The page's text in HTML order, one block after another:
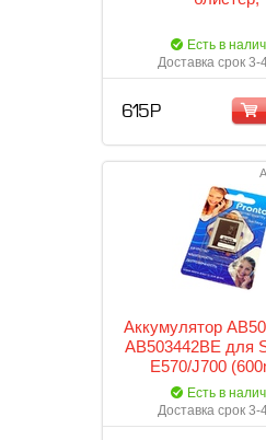
Есть в
Доставка срок 3-
615 Р
Аккумулятор
АВ503442BE для
E570/J700
(Pronto)
Есть в
Доставка срок 3-